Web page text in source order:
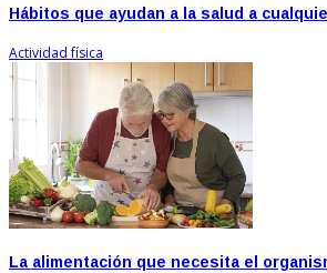
Hábitos que ayudan a la salud a
Actividad física
La alimentación que necesita el